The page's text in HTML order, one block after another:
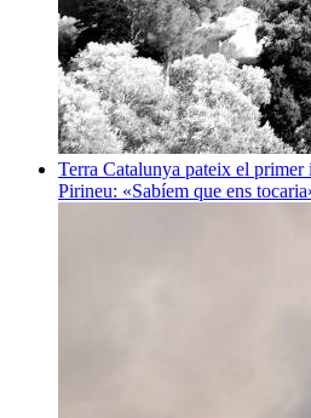
Terra Catalunya pateix el primer
Pirineu: «Sabíem que ens